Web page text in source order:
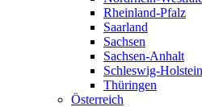
Rheinland-Pfalz
Saarland
Sachsen
Sachsen-Anhalt
Schleswig-Holstein
Thüringen
Österreich